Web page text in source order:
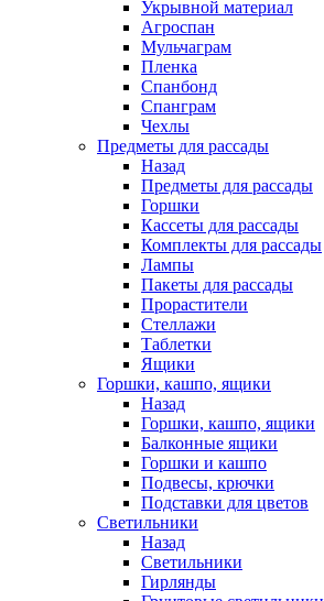
Укрывной материал
Агроспан
Мульчаграм
Пленка
Спанбонд
Спанграм
Чехлы
Предметы для рассады
Назад
Предметы для рассады
Горшки
Кассеты для рассады
Комплекты для рассады
Лампы
Пакеты для рассады
Прорастители
Стеллажи
Таблетки
Ящики
Горшки, кашпо, ящики
Назад
Горшки, кашпо, ящики
Балконные ящики
Горшки и кашпо
Подвесы, крючки
Подставки для цветов
Светильники
Назад
Светильники
Гирлянды